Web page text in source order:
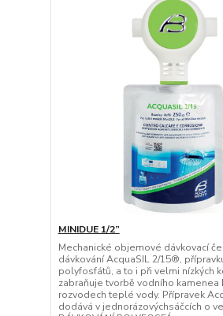
MINIDUE 1/2”
Mechanické objemové dávkovací
dávkování AcquaSIL 2/15®,
polyfosfátů, a to i při velmi nízkých
zabraňuje tvorbě vodního kamenea
rozvodech teplé vody. Přípravek
dodává v jednorázovýchsáčcích o